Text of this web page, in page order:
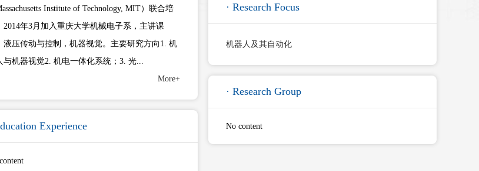
Institute of Technology, MIT）联合培
2014年3月加入重庆大学机械电子系，主讲课
液压传动与控制，机器视觉。主要研究方向1. 机
与机器视觉2. 机电一体化系统；3. 光...
More+
Experience
· Research Focus
机器人及其自动化
· Research Group
No content